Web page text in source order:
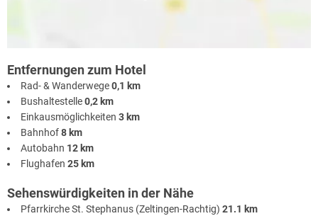
Entfernungen zum Hotel
Rad- & Wanderwege0,1 km
Bushaltestelle0,2 km
Einkausmöglichkeiten 3 km
Bahnhof8 km
Autobahn 12 km
Flughafen 25 km
Sehenswürdigkeiten in der Nähe
Pfarrkirche St. Stephanus (Zeltingen-Rachtig) 21.1 km